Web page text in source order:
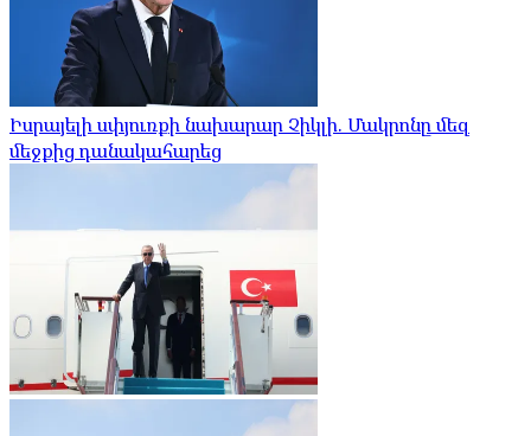
Իսրայելի սփյուռքի նախարար Չիկլի. Մակրոնը մեզ
մեջքից դանակահարեց